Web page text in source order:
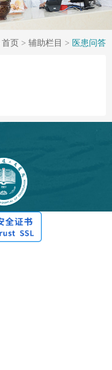
首页 > 辅助栏目 > 医患问答